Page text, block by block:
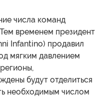
числа команд
временем президент
Infantino) продавил
мягким давлением
будут отделиться
необходимым числом